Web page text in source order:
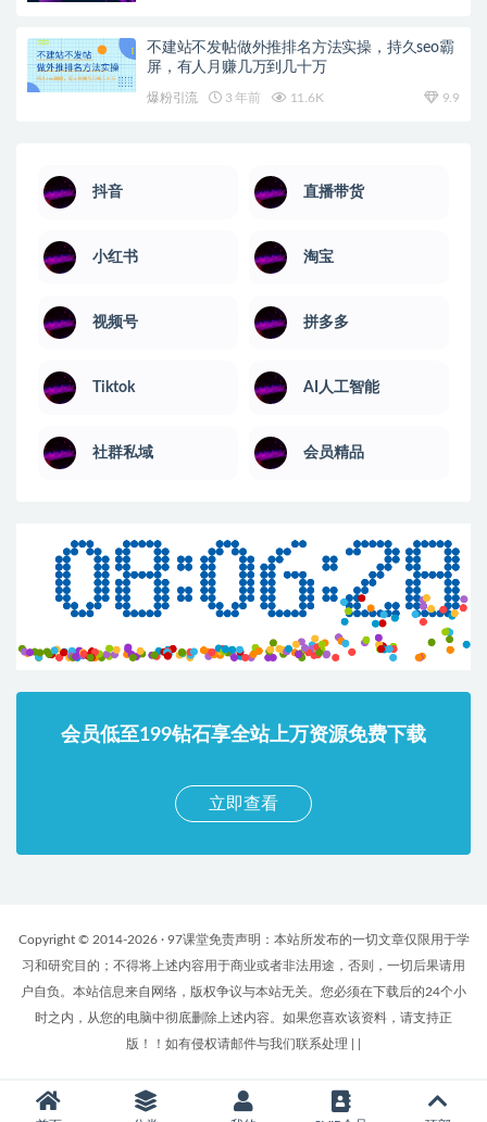
不建站不发帖做外推排名方法实操，持久seo霸
屏，有人月赚几万到几十万
爆粉引流 3 年前 11.6K 9.9
抖音 直播带货
小红书 淘宝
视频号 拼多多
Tiktok AI人工智能
社群私域 会员精品
会员低至199钻石享全站上万资源免费下载
立即查看
Copyright © 2014-2026 · 97课堂免责声明：本站所发布的一切文章仅限用于学
习和研究目的；不得将上述内容用于商业或者非法用途，否则，一切后果请用
户自负。本站信息来自网络，版权争议与本站无关。您必须在下载后的24个小
时之内，从您的电脑中彻底删除上述内容。如果您喜欢该资料，请支持正
版！！如有侵权请邮件与我们联系处理